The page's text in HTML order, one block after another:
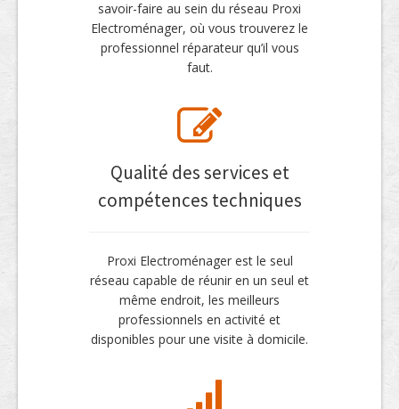
savoir-faire au sein du réseau Proxi
Electroménager, où vous trouverez le
professionnel réparateur qu’il vous
faut.
Qualité des services et
compétences techniques
Proxi Electroménager est le seul
réseau capable de réunir en un seul et
même endroit, les meilleurs
professionnels en activité et
disponibles pour une visite à domicile.